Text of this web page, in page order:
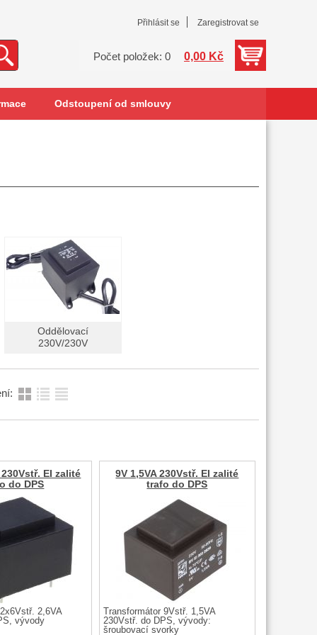
Přihlásit se Zaregistrovat se
Počet položek: 0 0,00 Kč
Odstoupení od smlouvy
Oddělovací
230V/230V
230Vstř. EI zalité
do DPS
2,6VA
vývody
9V 1,5VA 230Vstř. EI zalité
trafo do DPS
Transformátor 9Vstř. 1,5VA
230Vstř. do DPS, vývody:
šroubovací svorky